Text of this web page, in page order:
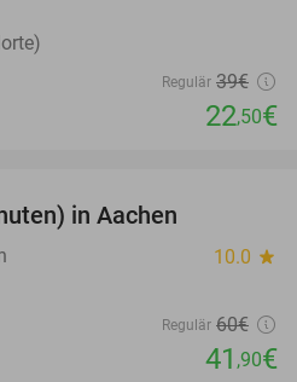
Regulär 39€
22,50€
in Aachen
10.0 star
Regulär 60€
41 ,90€